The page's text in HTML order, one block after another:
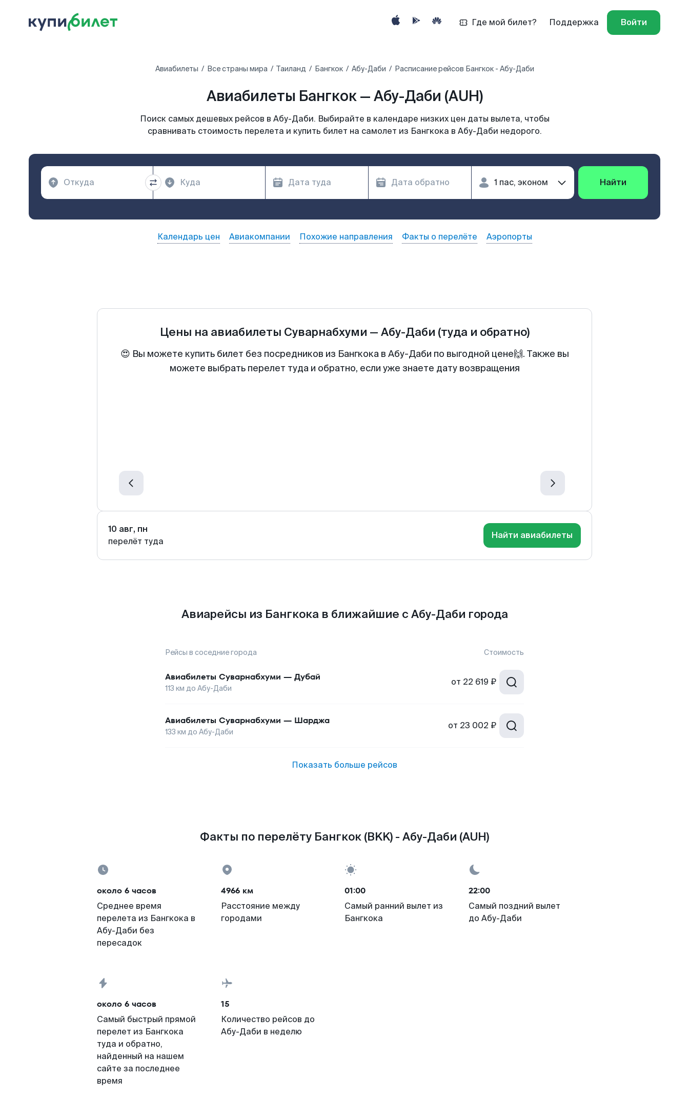
Где мой билет? Поддержка Войти
Авиабилеты Все страны мира Таиланд Бангкок Абу-Даби Расписание рейсов Бангкок - Абу-Даби
Авиабилеты Бангкок — Абу-Даби (AUH)
Поиск самых дешевых рейсов в Абу-Даби. Выбирайте в календаре низких цен даты вылета, чтобы
сравнивать стоимость перелета и купить билет на самолет из Бангкока в Абу-Даби недорого.
Найти
Календарь цен Авиакомпании Похожие направления Факты о перелёте Аэропорты
Цены на авиабилеты Суварнабхуми — Абу-Даби (туда и обратно)
😍 Вы можете купить билет без посредников из Бангкока в Абу-Даби по выгодной цене🙌. Также вы
можете выбрать перелет туда и обратно, если уже знаете дату возвращения
10 авг, пн
перелёт туда
Найти авиабилеты
Авиарейсы из Бангкока в ближайшие с Абу-Даби города
Рейсы в соседние города Стоимость
Авиабилеты Суварнабхуми — Дубай
113 км до Абу-Даби
от 22 619 ₽
Авиабилеты Суварнабхуми — Шарджа
133 км до Абу-Даби
от 23 002 ₽
Показать больше рейсов
Факты по перелёту Бангкок (BKK) - Абу-Даби (AUH)
около 6 часов
Среднее время
перелета из Бангкока в
Абу-Даби без
пересадок
4966 км
Расстояние между
городами
01:00
Самый ранний вылет из
Бангкока
22:00
Самый поздний вылет
до Абу-Даби
около 6 часов
Самый быстрый прямой
перелет из Бангкока
туда и обратно,
найденный на нашем
сайте за последнее
время
15
Количество рейсов до
Абу-Даби в неделю